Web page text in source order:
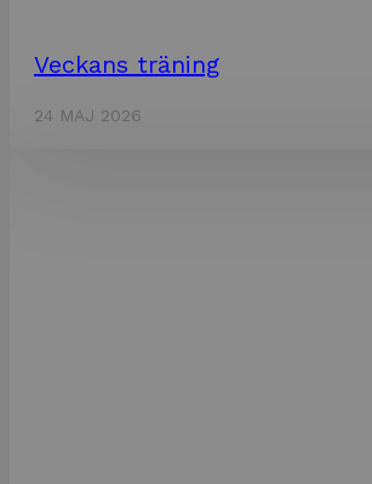
Veckans träning
24 MAJ 2026